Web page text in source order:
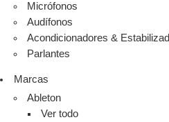
Micrófonos
Audífonos
Acondicionadores &
Parlantes
Marcas
Ableton
Ver todo